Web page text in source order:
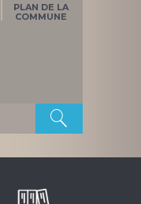
PLAN DE LA
COMMUNE